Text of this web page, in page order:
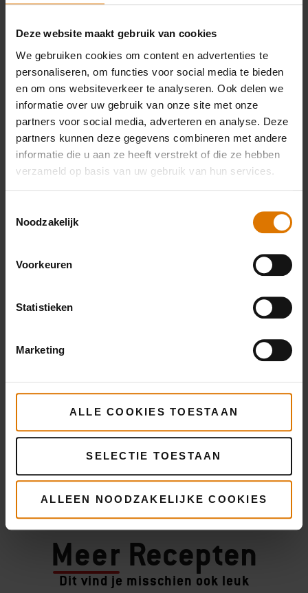
Deze website maakt gebruik van cookies
We gebruiken cookies om content en advertenties te
personaliseren, om functies voor social media te bieden
en om ons websiteverkeer te analyseren. Ook delen we
informatie over uw gebruik van onze site met onze
partners voor social media, adverteren en analyse. Deze
partners kunnen deze gegevens combineren met andere
informatie die u aan ze heeft verstrekt of die ze hebben
verzameld op basis van uw gebruik van hun services.
Noodzakelijk
Voorkeuren
Statistieken
Marketing
ALLE COOKIES TOESTAAN
SELECTIE TOESTAAN
ALLEEN NOODZAKELIJKE COOKIES
Aanbevolen
accessoires
Deluxe
vleeshouder
Premium
vleeshouder
Weber
Grilling
149,99 €
Meer
Meer Recepten
Dit vind je misschien ook leuk